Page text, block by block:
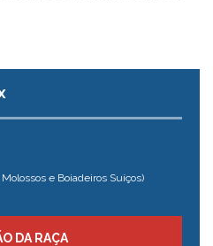
e Boiadeiros Suíços)
DA RAÇA